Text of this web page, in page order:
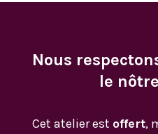
Nous
le
Cet atelier est offert,